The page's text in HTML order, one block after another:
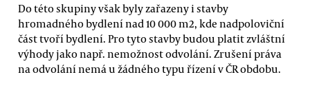
Do této skupiny však byly zařazeny i stavby
hromadného bydlení nad 10 000 m2, kde nadpoloviční
část tvoří bydlení. Pro tyto stavby budou platit zvláštní
výhody jako např. nemožnost odvolání. Zrušení práva
na odvolání nemá u žádného typu řízení v ČR obdobu.